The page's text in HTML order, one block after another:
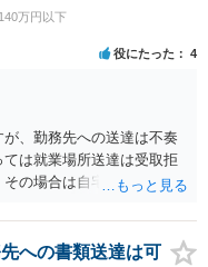
場合があるからです。相
ればよいと思います。 な
の目処も立たずで精神的
万円以下
役にたった 4
、勤務先への送達は不奏
は就業場所送達は受取拒
の場合は自宅の住所調査
への書類送達は可